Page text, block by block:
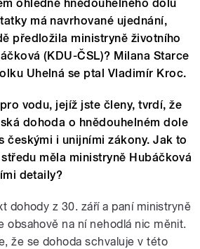
ohledně hnědouhelného dolu
má navrhované ujednání,
předložila ministryně životního
(KDU-ČSL)? Milana Starce
Uhelná se ptal Vladimír Kroc.
vodu, jejíž jste členy, tvrdí, že
dohoda o hnědouhelném dole
českými i unijními zákony. Jak to
měla ministryně Hubáčková
detaily?
dohody z 30. září a paní ministryně
obsahově na ní nehodlá nic měnit.
že se dohoda schvaluje v této